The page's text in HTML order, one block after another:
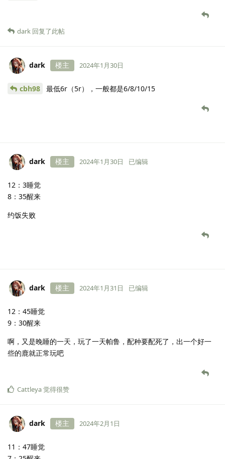
dark 回复了此帖
dark 楼主 2024年1月30日
cbh98 最低6r（5r），一般都是6/8/10/15
dark 楼主 2024年1月30日 已编辑
12：3睡觉
8：35醒来
约饭失败
dark 楼主 2024年1月31日 已编辑
12：45睡觉
9：30醒来
啊，又是晚睡的一天，玩了一天帕鲁，配种要配死了，出一个好一
些的鹿就正常玩吧
Cattleya觉得很赞
dark 楼主 2024年2月1日
11：47睡觉